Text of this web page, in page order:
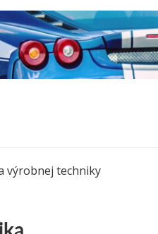
výrobnej techniky